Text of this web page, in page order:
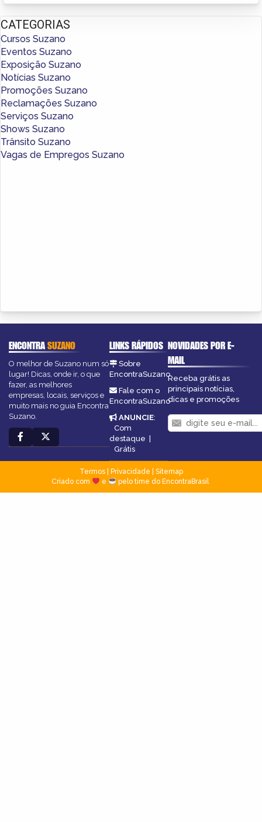
CATEGORIAS
Cursos Suzano
Eventos Suzano
Exposição Suzano
Notícias Suzano
Promoções Suzano
Reclamações Suzano
Serviços Suzano
Shows Suzano
Trânsito Suzano
Vagas de Empregos Suzano
ENCONTRASUZANO
O melhor de Suzano num só
lugar! Dicas, onde ir, o que
fazer, as melhores
empresas, locais, serviços e
muito mais no guia Encontra
Suzano.
LINKS RÁPIDOS
Sobre
EncontraSuzano
Fale com o
EncontraSuzano
ANUNCIE:
Com
destaque
Grátis
NOVIDADES POR E-
MAIL
Receba grátis as
principais notícias,
dicas e promoções
Termos| Privacidade
Sitemap
Criado com
e pelo time do EncontraBrasil